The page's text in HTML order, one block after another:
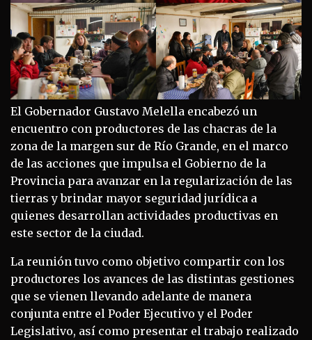
El Gobernador Gustavo Melella encabezó un
encuentro con productores de las chacras de la
zona de la margen sur de Río Grande, en el marco
de las acciones que impulsa el Gobierno de la
Provincia para avanzar en la regularización de las
tierras y brindar mayor seguridad jurídica a
quienes desarrollan actividades productivas en
este sector de la ciudad.
La reunión tuvo como objetivo compartir con los
productores los avances de las distintas gestiones
que se vienen llevando adelante de manera
conjunta entre el Poder Ejecutivo y el Poder
Legislativo, así como presentar el trabajo realizado